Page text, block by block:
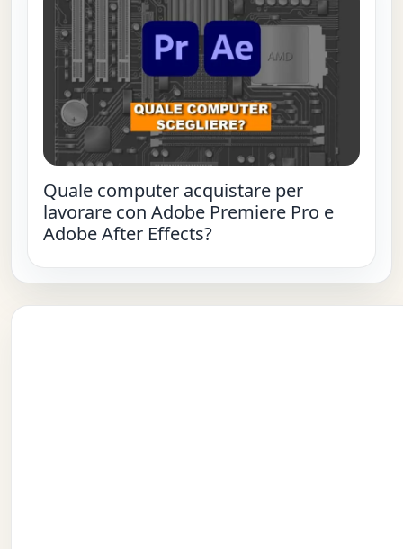
Quale computer acquistare per
lavorare con Adobe Premiere Pro e
Adobe After Effects?